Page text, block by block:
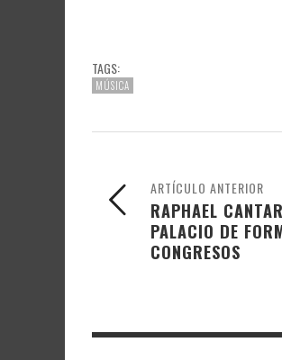
TAGS:
MÚSICA
ARTÍCULO ANTERIOR
RAPHAEL
PALACIO DE
CONGRESOS